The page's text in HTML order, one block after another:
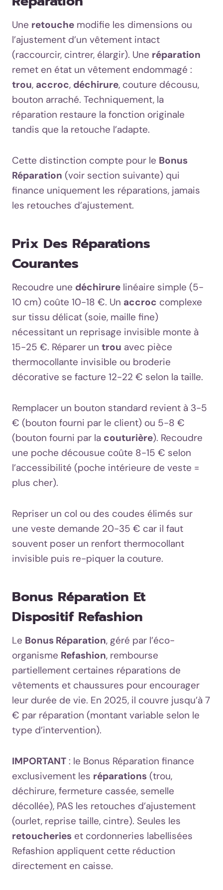
Une retouche modifie les dimensions ou
l’ajustement d’un vêtement intact
(raccourcir, cintrer, élargir). Une réparation
remet en état un vêtement endommagé :
trou, accroc, déchirure, couture décousu,
bouton arraché. Techniquement, la
réparation restaure la fonction originale
tandis que la retouche l’adapte.
Cette distinction compte pour le Bonus
Réparation (voir section suivante) qui
finance uniquement les réparations, jamais
les retouches d’ajustement.
Prix Des Réparations
Courantes
Recoudre une déchirure linéaire simple (5-
10 cm) coûte 10-18 €. Un accroc complexe
sur tissu délicat (soie, maille fine)
nécessitant un reprisage invisible monte à
15-25 €. Réparer un trou avec pièce
thermocollante invisible ou broderie
décorative se facture 12-22 € selon la taille.
Remplacer un bouton standard revient à 3-5
€ (bouton fourni par le client) ou 5-8 €
(bouton fourni par la couturière). Recoudre
une poche décousue coûte 8-15 € selon
l’accessibilité (poche intérieure de veste =
plus cher).
Repriser un col ou des coudes élimés sur
une veste demande 20-35 € car il faut
souvent poser un renfort thermocollant
invisible puis re-piquer la couture.
Bonus Réparation Et
Dispositif Refashion
Le Bonus Réparation, géré par l’éco-
organisme Refashion, rembourse
partiellement certaines réparations de
vêtements et chaussures pour encourager
leur durée de vie. En 2025, il couvre jusqu’à 7
€ par réparation (montant variable selon le
type d’intervention).
IMPORTANT : le Bonus Réparation finance
exclusivement les réparations (trou,
déchirure, fermeture cassée, semelle
décollée), PAS les retouches d’ajustement
(ourlet, reprise taille, cintre). Seules les
retoucheries et cordonneries labellisées
Refashion appliquent cette réduction
directement en caisse.